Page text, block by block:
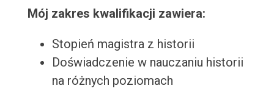
Mój zakres kwalifikacji zawiera:
Stopień magistra z historii
Doświadczenie w nauczaniu historii
na różnych poziomach